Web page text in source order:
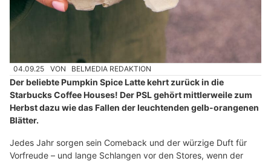
04.09.25 VON BELMEDIA REDAKTION
Der beliebte Pumpkin Spice Latte kehrt zurück in die
Starbucks Coffee Houses! Der PSL gehört mittlerweile zum
Herbst dazu wie das Fallen der leuchtenden gelb-orangenen
Blätter.
Jedes Jahr sorgen sein Comeback und der würzige Duft für
Vorfreude – und lange Schlangen vor den Stores, wenn der